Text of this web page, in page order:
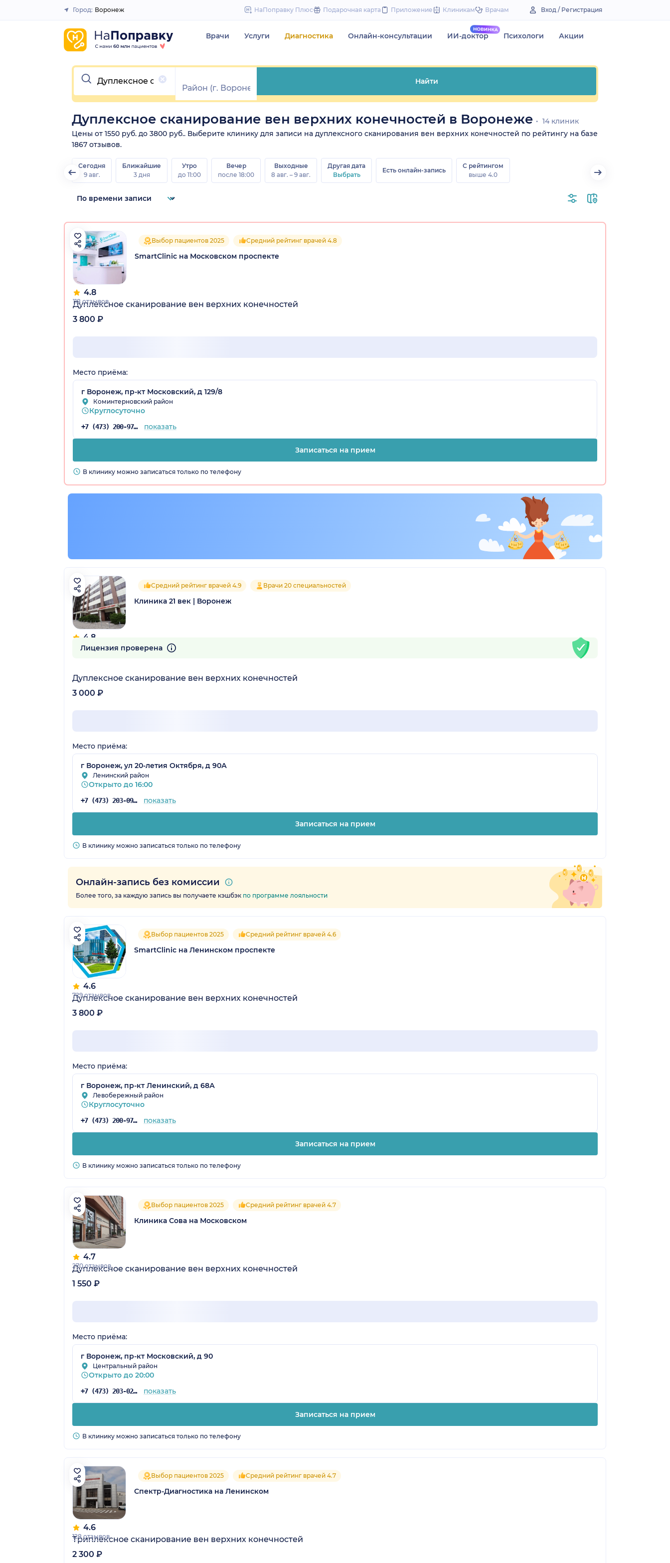
to
Закрыть
Город: Воронеж НаПоправку Плюс Подарочная карта Приложение Клиникам Врачам Вход / Регистрация
Врачи Услуги Диагностика Онлайн-консультации ИИ-доктор Психологи Акции
Очистить
Найти
Дуплексное сканирование вен верхних конечностей в Воронеже
14 клиник
Цены от 1550 руб. до 3800 руб.. Выберите клинику для записи на дуплексного сканирования вен верхних конечностей по рейтингу на базе
1867 отзывов.
Сегодня
9 авг.
Ближайшие
3 дня
Утро
до 11:00
Вечер
после 18:00
Выходные
8 авг. – 9 авг.
Другая дата
Выбрать
Есть онлайн-запись
С рейтингом
выше 4.0
4.8
118 отзывов
Выбор пациентов 2025 Средний рейтинг врачей 4.8
SmartClinic на Московском проспекте
Дуплексное сканирование вен верхних конечностей
3 800 ₽
Место приёма:
г Воронеж, пр-кт Московский, д 129/8
Коминтерновский район
Круглосуточно
+7 (473) 200-97-34 показать
Записаться на прием
В клинику можно записаться только по телефону
4.8
41 отзыв
Средний рейтинг врачей 4.9 Врачи 20 специальностей
Клиника 21 век | Воронеж
Лицензия проверена
Дуплексное сканирование вен верхних конечностей
3 000 ₽
Место приёма:
г Воронеж, ул 20-летия Октября, д 90А
Ленинский район
Открыто до 16:00
+7 (473) 203-09-04 показать
Записаться на прием
В клинику можно записаться только по телефону
Онлайн-запись без комиссии
Более того, за каждую запись вы получаете кэшбэк по программе лояльности
4.6
729 отзывов
Выбор пациентов 2025 Средний рейтинг врачей 4.6
SmartClinic на Ленинском проспекте
Дуплексное сканирование вен верхних конечностей
3 800 ₽
Место приёма:
г Воронеж, пр-кт Ленинский, д 68А
Левобережный район
Круглосуточно
+7 (473) 200-97-34 показать
Записаться на прием
В клинику можно записаться только по телефону
4.7
270 отзывов
Выбор пациентов 2025 Средний рейтинг врачей 4.7
Клиника Сова на Московском
Дуплексное сканирование вен верхних конечностей
1 550 ₽
Место приёма:
г Воронеж, пр-кт Московский, д 90
Центральный район
Открыто до 20:00
+7 (473) 203-02-74 показать
Записаться на прием
В клинику можно записаться только по телефону
4.6
128 отзывов
Выбор пациентов 2025 Средний рейтинг врачей 4.7
Спектр-Диагностика на Ленинском
Триплексное сканирование вен верхних конечностей
2 300 ₽